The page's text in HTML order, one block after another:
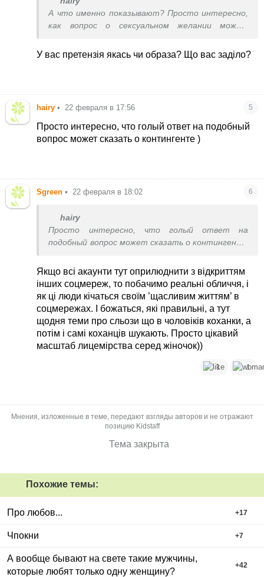
А что именно показывают? Просто интересно,
как вопрос о сексуальном желании может
У вас претензія якась чи образа? Що вас заділо?
hairy • 22 февраля в 17:56 5
Просто интересно, что голый ответ на подобный
вопрос может сказать о контингенте )
Sgreen • 22 февраля в 18:02 6
hairy
Просто интересно, что голый ответ на
подобный вопрос может сказать о контингенте
Якщо всі акаунти тут оприлюднити з відкриттям
інших соцмереж, то побачимо реальні обличчя, і
як ці люди кічаться своїм ’щасливим життям’ в
соцмережах. І божаться, які правильні, а тут
щодня теми про сльози що в чоловіків коханки, а
потім і самі коханців шукають. Просто цікавий
масштаб лицемірства серед жіночок))
1 1
Мнения, изложенные в теме, передают взгляды авторов и не отражают
позицию Kidstaff
Тема закрыта
Похожие темы:
Про любов... +17
Чпокни +7
А вообще бывают на свете такие мужчины,
которые любят только одну женщину?
+42